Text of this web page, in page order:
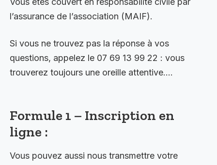
l’assurance de l’association (MAIF).
Si vous ne trouvez pas la réponse à vos
questions, appelez le 07 69 13 99 22 : vous
trouverez toujours une oreille attentive….
Formule 1 – Inscription en
ligne :
Vous pouvez aussi nous transmettre votre